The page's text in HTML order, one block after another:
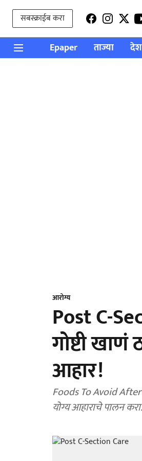
सबस्क्राईब करा
Epaper ताज्या देश
आरोग्य
Post C-
गोष्टी
आहार!
Foods To Avoid
योग्य आहाराचे पालन करा.